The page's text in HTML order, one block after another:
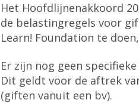
Het Hoofdlijnenakkoord
de belastingregels voor
Learn! Foundation te
Er zijn nog geen
Dit geldt voor de aftrek
(giften vanuit een bv).